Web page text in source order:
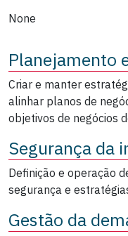
None
Planejamento
Criar e manter
alinhar planos de
objetivos de negócios
Segurança da
Definição e operação
segurança e
Gestão da